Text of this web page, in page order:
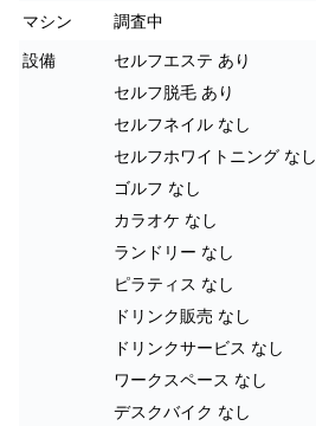
マシン
調査中
設備
セルフエステ あり
セルフ脱毛 あり
セルフネイル なし
セルフホワイトニング なし
ゴルフ なし
カラオケ なし
ランドリー なし
ピラティス なし
ドリンク販売 なし
ドリンクサービス なし
ワークスペース なし
デスクバイク なし